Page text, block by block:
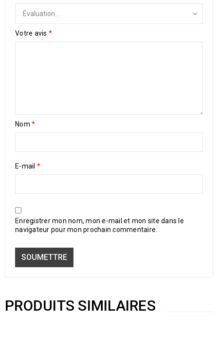
Votre avis *
Nom *
E-mail *
Enregistrer mon nom, mon e-mail et mon site dans le
navigateur pour mon prochain commentaire.
PRODUITS SIMILAIRES